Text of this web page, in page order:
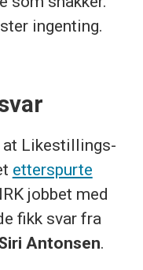
ingenting.
Likestillings-
etterspurte
jobbet med
fikk svar fra
Antonsen.